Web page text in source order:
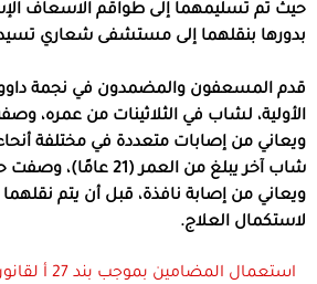
حيث تم تسليمهما إلى طواقم الاسعاف
بدورها بنقلهما إلى مستشفى شعاري
قدم المسعفون والمضمدون في نجمة
الأولية، لشاب في الثلاثينات من عمره،
ويعاني من إصابات متعددة في مختلفة
شاب آخر يبلغ من العمر
ويعاني من إصابة نافذة، قبل أن يتم
لاستكمال العلاج.
استعمال